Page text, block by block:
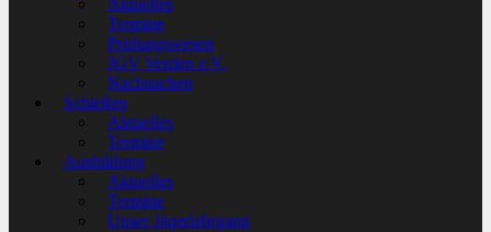
Aktuelles
Termine
Prüfungswesen
JGV Verden e.V.
Nachsuchen
Schießen
Aktuelles
Termine
Ausbildung
Aktuelles
Termine
Unser Jägerlehrgang